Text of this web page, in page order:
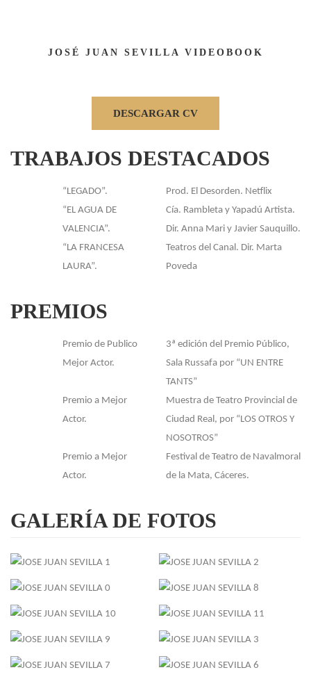
JOSÉ JUAN SEVILLA VIDEOBOOK
DESCARGAR CV
TRABAJOS DESTACADOS
“LEGADO”.
Prod. El Desorden. Netflix
“EL AGUA DE
VALENCIA”.
Cía. Rambleta y Yapadú Artista.
Dir. Anna Mari y Javier Sauquillo.
“LA FRANCESA
LAURA”.
Teatros del Canal. Dir. Marta
Poveda
PREMIOS
Premio de Publico
Mejor Actor.
3ª edición del Premio Público,
Sala Russafa por “UN ENTRE
TANTS”
Premio a Mejor
Actor.
Muestra de Teatro Provincial de
Ciudad Real, por “LOS OTROS Y
NOSOTROS”
Premio a Mejor
Actor.
Festival de Teatro de Navalmoral
de la Mata, Cáceres.
GALERÍA DE FOTOS